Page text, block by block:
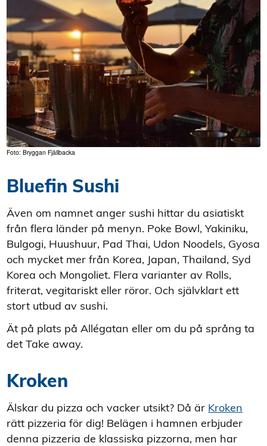
Foto: Bryggan Fjällbacka
Bluefin Sushi
Även om namnet anger sushi hittar du asiatiskt
från flera länder på menyn. Poke Bowl, Yakiniku,
Bulgogi, Huushuur, Pad Thai, Udon Noodels, Gyosa
och mycket mer från Korea, Japan, Thailand, Syd
Korea och Mongoliet. Flera varianter av Rolls,
friterat, vegitariskt eller röror. Och självklart ett
stort utbud av sushi.
Ät på plats på Allégatan eller om du på språng ta
det Take away.
Kroken
Älskar du pizza och vacker utsikt? Då är Kroken
rätt pizzeria för dig! Belägen i hamnen erbjuder
denna pizzeria de klassiska pizzorna, men har